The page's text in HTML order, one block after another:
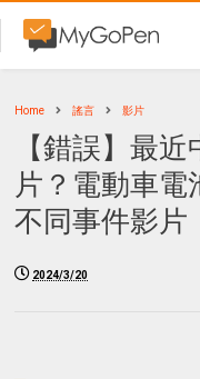
Home 謠言 影片
【錯誤】最
片？電動車電
不同事件影片
2024/3/20